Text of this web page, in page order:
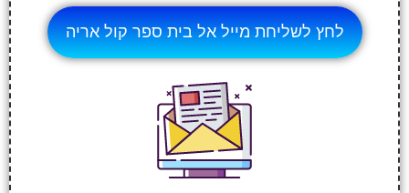
לחץ לשליחת מייל אל בית ספר קול אריה